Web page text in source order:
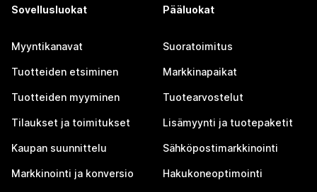
Sovellusluokat
Myyntikanavat
Tuotteiden etsiminen
Tuotteiden myyminen
Tilaukset ja toimitukset
Kaupan suunnittelu
Markkinointi ja konversio
Pääluokat
Suoratoimitus
Markkinapaikat
Tuotearvostelut
Lisämyynti ja tuotepaketit
Sähköpostimarkkinointi
Hakukoneoptimointi